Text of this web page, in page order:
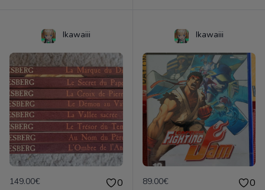
Ikawaiii
149.00€ 0
Ikawaiii
89.00€ 0